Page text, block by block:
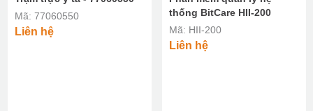
Mã: 77060550
Liên hệ
thống BitCare HII-200
Mã: HII-200
Liên hệ